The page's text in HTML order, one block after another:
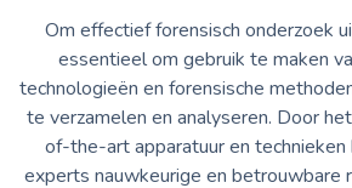
Om effectief forensisch onderzoek
essentieel om gebruik te maken
technologieën en forensische
te verzamelen en analyseren. Door
of-the-art apparatuur en technieken
experts nauwkeurige en betrouwbare